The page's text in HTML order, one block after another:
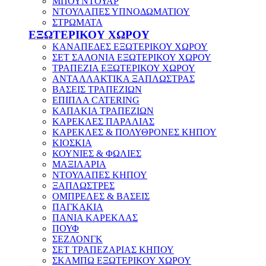
ΝΤΟΥΛΑΠΕΣ ΥΠΝΟΔΩΜΑΤΙΟΥ
ΣΤΡΩΜΑΤΑ
ΕΞΩΤΕΡΙΚΟΥ ΧΩΡΟΥ
ΚΑΝΑΠΕΔΕΣ ΕΞΩΤΕΡΙΚΟΥ ΧΩΡΟΥ
ΣΕΤ ΣΑΛΟΝΙΑ ΕΞΩΤΕΡΙΚΟΥ ΧΩΡΟΥ
ΤΡΑΠΕΖΙΑ ΕΞΩΤΕΡΙΚΟΥ ΧΩΡΟΥ
ΑΝΤΑΛΛΑΚΤΙΚΑ ΞΑΠΛΩΣΤΡΑΣ
ΒΑΣΕΙΣ ΤΡΑΠΕΖΙΩΝ
ΕΠΙΠΛΑ CATERING
ΚΑΠΑΚΙΑ ΤΡΑΠΕΖΙΩΝ
ΚΑΡΕΚΛΕΣ ΠΑΡΑΛΙΑΣ
ΚΑΡΕΚΛΕΣ & ΠΟΛΥΘΡΟΝΕΣ ΚΗΠΟΥ
ΚΙΟΣΚΙΑ
ΚΟΥΝΙΕΣ & ΦΩΛΙΕΣ
ΜΑΞΙΛΑΡΙΑ
ΝΤΟΥΛΑΠΕΣ ΚΗΠΟΥ
ΞΑΠΛΩΣΤΡΕΣ
ΟΜΠΡΕΛΕΣ & ΒΑΣΕΙΣ
ΠΑΓΚΑΚΙΑ
ΠΑΝΙΑ ΚΑΡΕΚΛΑΣ
ΠΟΥΦ
ΣΕΖΛΟΝΓΚ
ΣΕΤ ΤΡΑΠΕΖΑΡΙΑΣ ΚΗΠΟΥ
ΣΚΑΜΠΩ ΕΞΩΤΕΡΙΚΟΥ ΧΩΡΟΥ